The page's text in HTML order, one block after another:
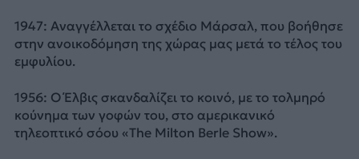
1947: Αναγγέλλεται το σχέδιο Μάρσαλ, που βοήθησε
στην ανοικοδόμηση της χώρας μας μετά το τέλος του
εμφυλίου.
1956: Ο Έλβις σκανδαλίζει το κοινό, με το τολμηρό
κούνημα των γοφών του, στο αμερικανικό
τηλεοπτικό σόου «The Milton Berle Show».